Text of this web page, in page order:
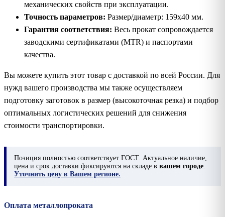
механических свойств при эксплуатации.
Точность параметров: Размер/диаметр: 159х40 мм.
Гарантия соответствия: Весь прокат сопровождается
заводскими сертификатами (MTR) и паспортами
качества.
Вы можете купить этот товар с доставкой по всей России. Для
нужд вашего производства мы также осуществляем
подготовку заготовок в размер (высокоточная резка) и подбор
оптимальных логистических решений для снижения
стоимости транспортировки.
Позиция полностью соответствует ГОСТ. Актуальное наличие,
цена и срок доставки фиксируются на складе в вашем городе
Уточнить цену в Вашем регионе.
Оплата металлопроката